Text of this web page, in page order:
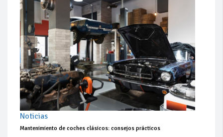
Noticias
Mantenimiento de coches clásicos: consejos prácticos